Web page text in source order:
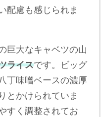
配慮も感じられま
巨大なキャベツの山
ライスです。ビッグ
丁味噌ベースの濃厚
とかけられていま
すく調整されてお